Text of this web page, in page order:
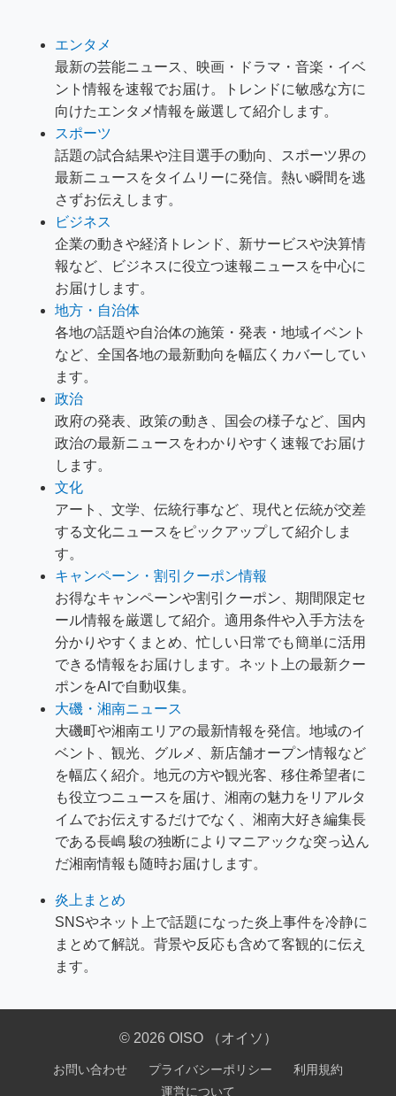
エンタメ
最新の芸能ニュース、映画・ドラマ・音楽・イベ
ント情報を速報でお届け。トレンドに敏感な方に
向けたエンタメ情報を厳選して紹介します。
スポーツ
話題の試合結果や注目選手の動向、スポーツ界の
最新ニュースをタイムリーに発信。熱い瞬間を逃
さずお伝えします。
ビジネス
企業の動きや経済トレンド、新サービスや決算情
報など、ビジネスに役立つ速報ニュースを中心に
お届けします。
地方・自治体
各地の話題や自治体の施策・発表・地域イベント
など、全国各地の最新動向を幅広くカバーしてい
ます。
政治
政府の発表、政策の動き、国会の様子など、国内
政治の最新ニュースをわかりやすく速報でお届け
します。
文化
アート、文学、伝統行事など、現代と伝統が交差
する文化ニュースをピックアップして紹介しま
す。
キャンペーン・割引クーポン情報
お得なキャンペーンや割引クーポン、期間限定セ
ール情報を厳選して紹介。適用条件や入手方法を
分かりやすくまとめ、忙しい日常でも簡単に活用
できる情報をお届けします。ネット上の最新クー
ポンをAIで自動収集。
大磯・湘南ニュース
大磯町や湘南エリアの最新情報を発信。地域のイ
ベント、観光、グルメ、新店舗オープン情報など
を幅広く紹介。地元の方や観光客、移住希望者に
も役立つニュースを届け、湘南の魅力をリアルタ
イムでお伝えするだけでなく、湘南大好き編集長
である長嶋 駿の独断によりマニアックな突っ込ん
だ湘南情報も随時お届けします。
炎上まとめ
SNSやネット上で話題になった炎上事件を冷静に
まとめて解説。背景や反応も含めて客観的に伝え
ます。
© 2026 OISO （オイソ）
お問い合わせ プライバシーポリシー
利用規約
運営について